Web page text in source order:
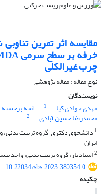
مقایسه اثر تمرین
چرب غیرالکلی
نوع مقاله : مقاله پژوهشی
نویسندگان
مهدی جوادی کیا
1 آمنه
محمدرضا حسین آبادی
2
1 دانشجوی دکتری، گروه تربیت بدنی،
ایران
2استادیار، گروه تربیت بدنی، واحد
10.22034/sbs.2023.380354.0
چکیده